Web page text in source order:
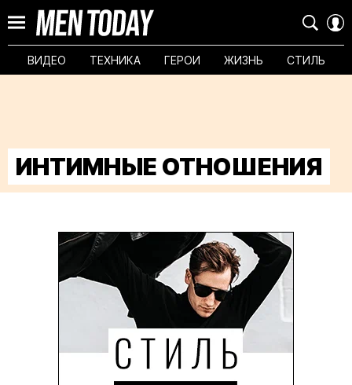
ВИДЕО ТЕХНИКА ГЕРОИ ЖИЗНЬ СТИЛЬ
ИНТИМНЫЕ ОТНОШЕНИЯ